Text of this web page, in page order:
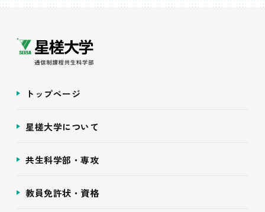
トップページ
星槎大学について
共生科学部・専攻
教員免許状・資格